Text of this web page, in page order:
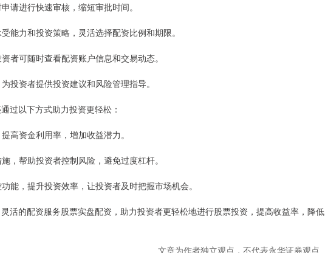
请进行快速审核，缩短审批时间。
能力和投资策略，灵活选择配资比例和期限。
者可随时查看配资账户信息和交易动态。
投资者提供投资建议和风险管理指导。
过以下方式助力投资更轻松：
高资金利用率，增加收益潜力。
，帮助投资者控制风险，避免过度杠杆。
能，提升投资效率，让投资者及时把握市场机会。
活的配资服务股票实盘配资，助力投资者更轻松地进行股票投资，提高收益率，降低
文章为作者独立观点，不代表永华证券观点